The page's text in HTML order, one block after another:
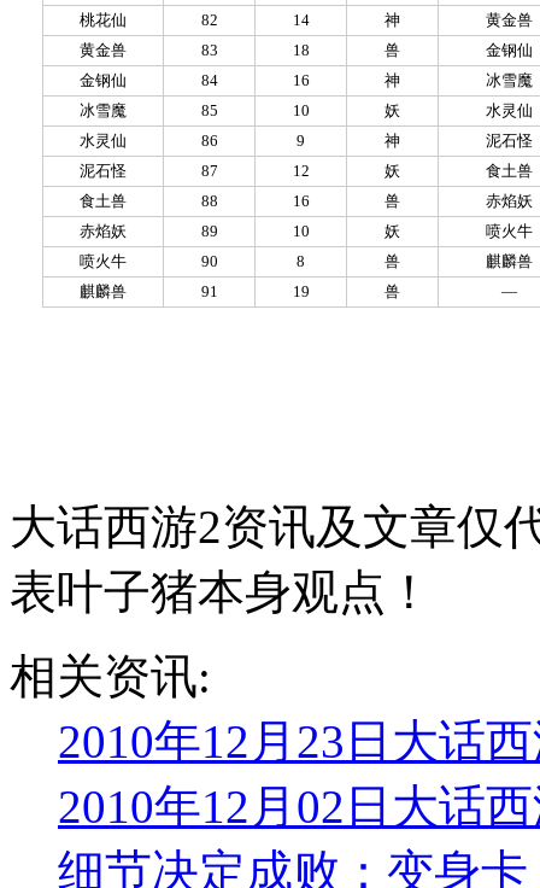
桃花仙
82 14 神
黄金兽
黄金兽
83 18 兽
金钢仙
金钢仙
84 16 神
冰雪魔
冰雪魔
85 10 妖
水灵仙
水灵仙
86 9 神
泥石怪
泥石怪
87 12 妖
食土兽
食土兽
88 16 兽
赤焰妖
赤焰妖
89 10 妖
喷火牛
喷火牛
90 8 兽
麒麟兽
麒麟兽
91 19 兽 —
大话西游2资讯及文章仅
表叶子猪本身观点！
相关资讯:
2010年12月23日大话
2010年12月02日大话
细节决定成败：变身卡